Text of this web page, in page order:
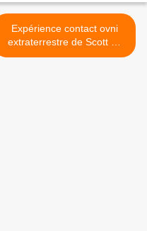
Expérience contact ovni
extraterrestre de Scott C.
Waring à New Taipei City à